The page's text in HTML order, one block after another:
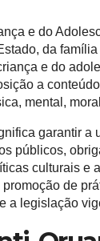
e do
da
e do
a
mental,
garantir a
públicos,
culturais e
de
a legislação